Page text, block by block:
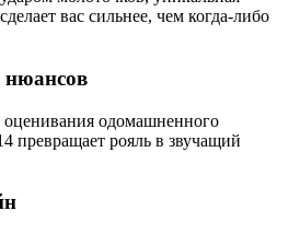
вас сильнее, чем когда-либо
нюансов
оценивания одомашненного
превращает рояль в звучащий